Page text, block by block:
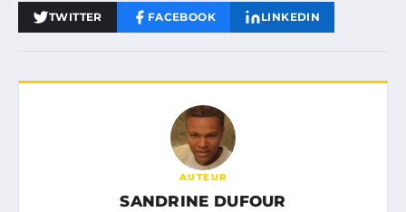
TWITTER FACEBOOK LINKEDIN
AUTEUR
SANDRINE DUFOUR